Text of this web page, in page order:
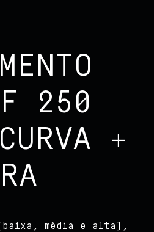
250
+
média e alta),